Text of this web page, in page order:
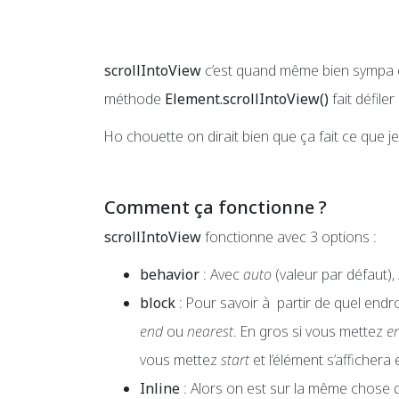
scrollIntoView c’est quand même bien
méthode Element.scrollIntoView()fait défiler
Ho chouette on dirait bien que ça fait ce que
Comment ça fonctionne ?
scrollIntoViewfonctionne avec 3 options :
behavior : Avecauto (valeur par défaut),
block : Pour savoir à partir de quel
endou nearest. En gros si vous mettez
vous mettez startet l’élément
Inline : Alors on est sur la même